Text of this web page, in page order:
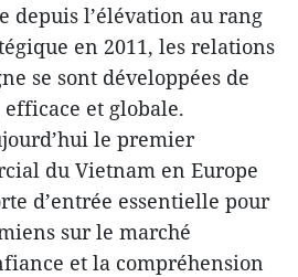
depuis l’élévation au rang
en 2011, les relations
se sont développées de
et globale.
le premier
du Vietnam en Europe
d’entrée essentielle pour
sur le marché
et la compréhension